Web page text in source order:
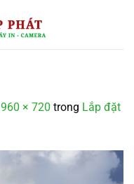
960 × 720 trong Lắp đặt